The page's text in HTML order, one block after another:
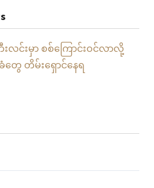
လင်းမှာ စစ်ကြောင်းဝင်လာလို့
တွေ တိမ်းရှောင်နေရ